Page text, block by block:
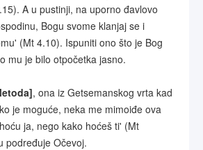
A u pustinji, na uporno đavlovo
Bogu svome klanjaj se i
(Mt 4.10). Ispuniti ono što je Bog
mu je bilo otpočetka jasno.
, ona iz Getsemanskog vrta kad
je moguće, neka me mimoiđe ova
ja, nego kako hoćeš ti' (Mt
podređuje Očevoj.